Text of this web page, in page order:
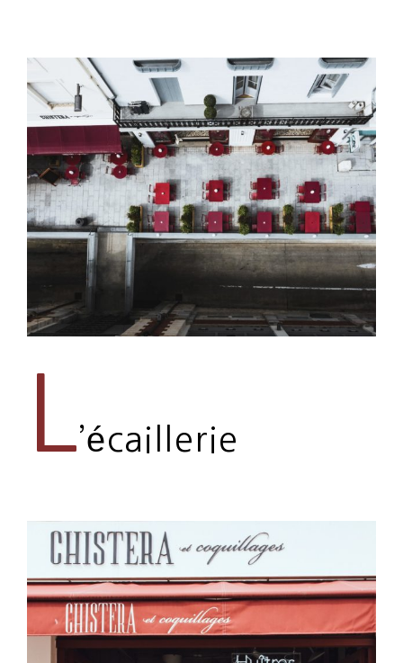
’écaillerie